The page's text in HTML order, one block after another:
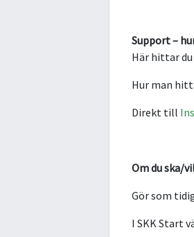
Support –
Här hittar
Hur man
Direkt till
Om du ska/
Gör som
I SKK Start